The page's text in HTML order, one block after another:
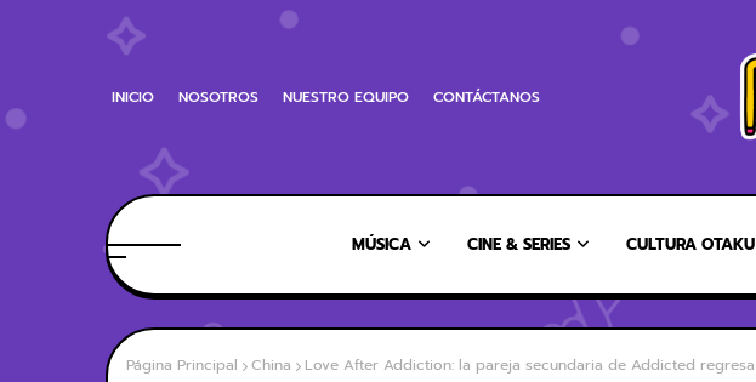
INICIO NOSOTROS NUESTRO EQUIPO CONTÁCTANOS
MÚSICA CINE & SERIES CULTURA OTAKU
Página Principal China Love After Addiction: la pareja secundaria de Addicted regresa